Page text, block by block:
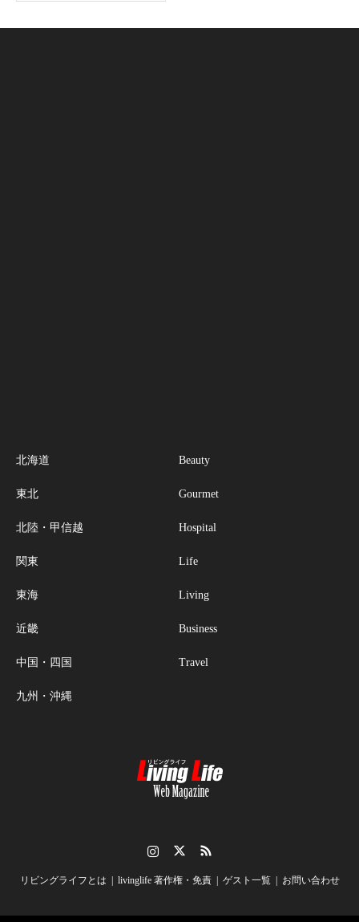
北海道
東北
北陸・甲信越
関東
東海
近畿
中国・四国
九州・沖縄
Beauty
Gourmet
Hospital
Life
Living
Business
Travel
リビングライフとは livinglife 著作権・免責 ゲスト一覧 お問い合わせ